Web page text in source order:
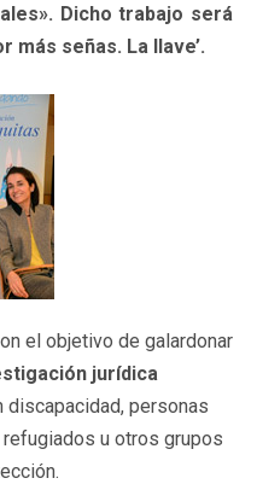
Dicho trabajo será
más señas. La llave’.
el objetivo de galardonar
jurídica
personas
u otros grupos